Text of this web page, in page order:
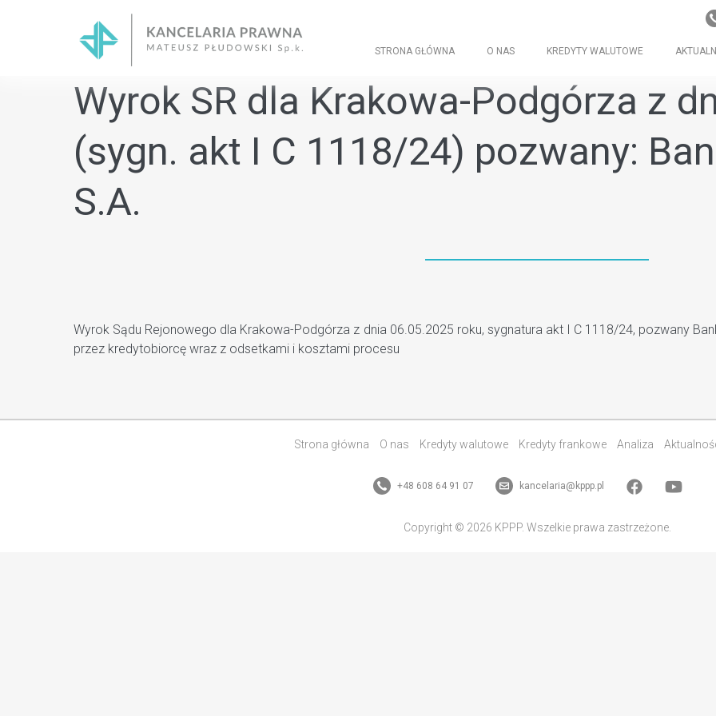
STRONA GŁÓWNA O NAS KREDYTY WALUTOWE
Wyrok SR dla Krakowa-Podgórza z
(sygn. akt I C 1118/24) pozwany:
S.A.
Wyrok Sądu Rejonowego dla Krakowa-Podgórza z dnia 06.05.2025 roku, sygnatura akt I C 1118/24, pozwany
przez kredytobiorcę wraz z odsetkami i kosztami procesu
Strona główna O nas Kredyty walutowe Kredyty frankowe Analiza
+48 608 64 91 07 kancelaria@kppp.pl
Copyright © 2026 KPPP. Wszelkie prawa zastrzeżone.